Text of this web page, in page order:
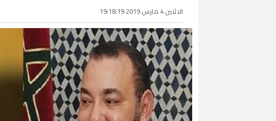
الاثنين 4 مارس 2019 19:18:19